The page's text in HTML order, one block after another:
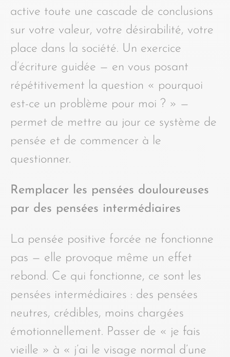
active toute une cascade de conclusions
sur votre valeur, votre désirabilité, votre
place dans la société. Un exercice
d’écriture guidée — en vous posant
répétitivement la question « pourquoi
est-ce un problème pour moi ? » —
permet de mettre au jour ce système de
pensée et de commencer à le
questionner.
Remplacer les pensées douloureuses
par des pensées intermédiaires
La pensée positive forcée ne fonctionne
pas — elle provoque même un effet
rebond. Ce qui fonctionne, ce sont les
pensées intermédiaires : des pensées
neutres, crédibles, moins chargées
émotionnellement. Passer de « je fais
vieille » à « j’ai le visage normal d’une